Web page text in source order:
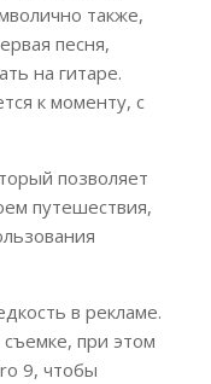
также,
песня,
на гитаре.
к моменту, с
позволяет
путешествия,
в рекламе.
при этом
9, чтобы